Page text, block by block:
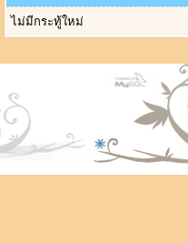
ไม่มีกระทู้ใหม่